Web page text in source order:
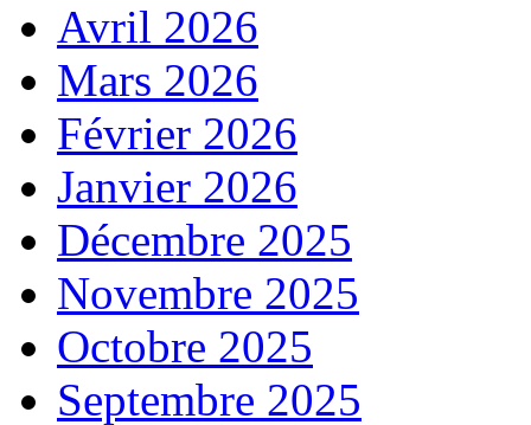
Avril 2026
Mars 2026
Février 2026
Janvier 2026
Décembre 2025
Novembre 2025
Octobre 2025
Septembre 2025